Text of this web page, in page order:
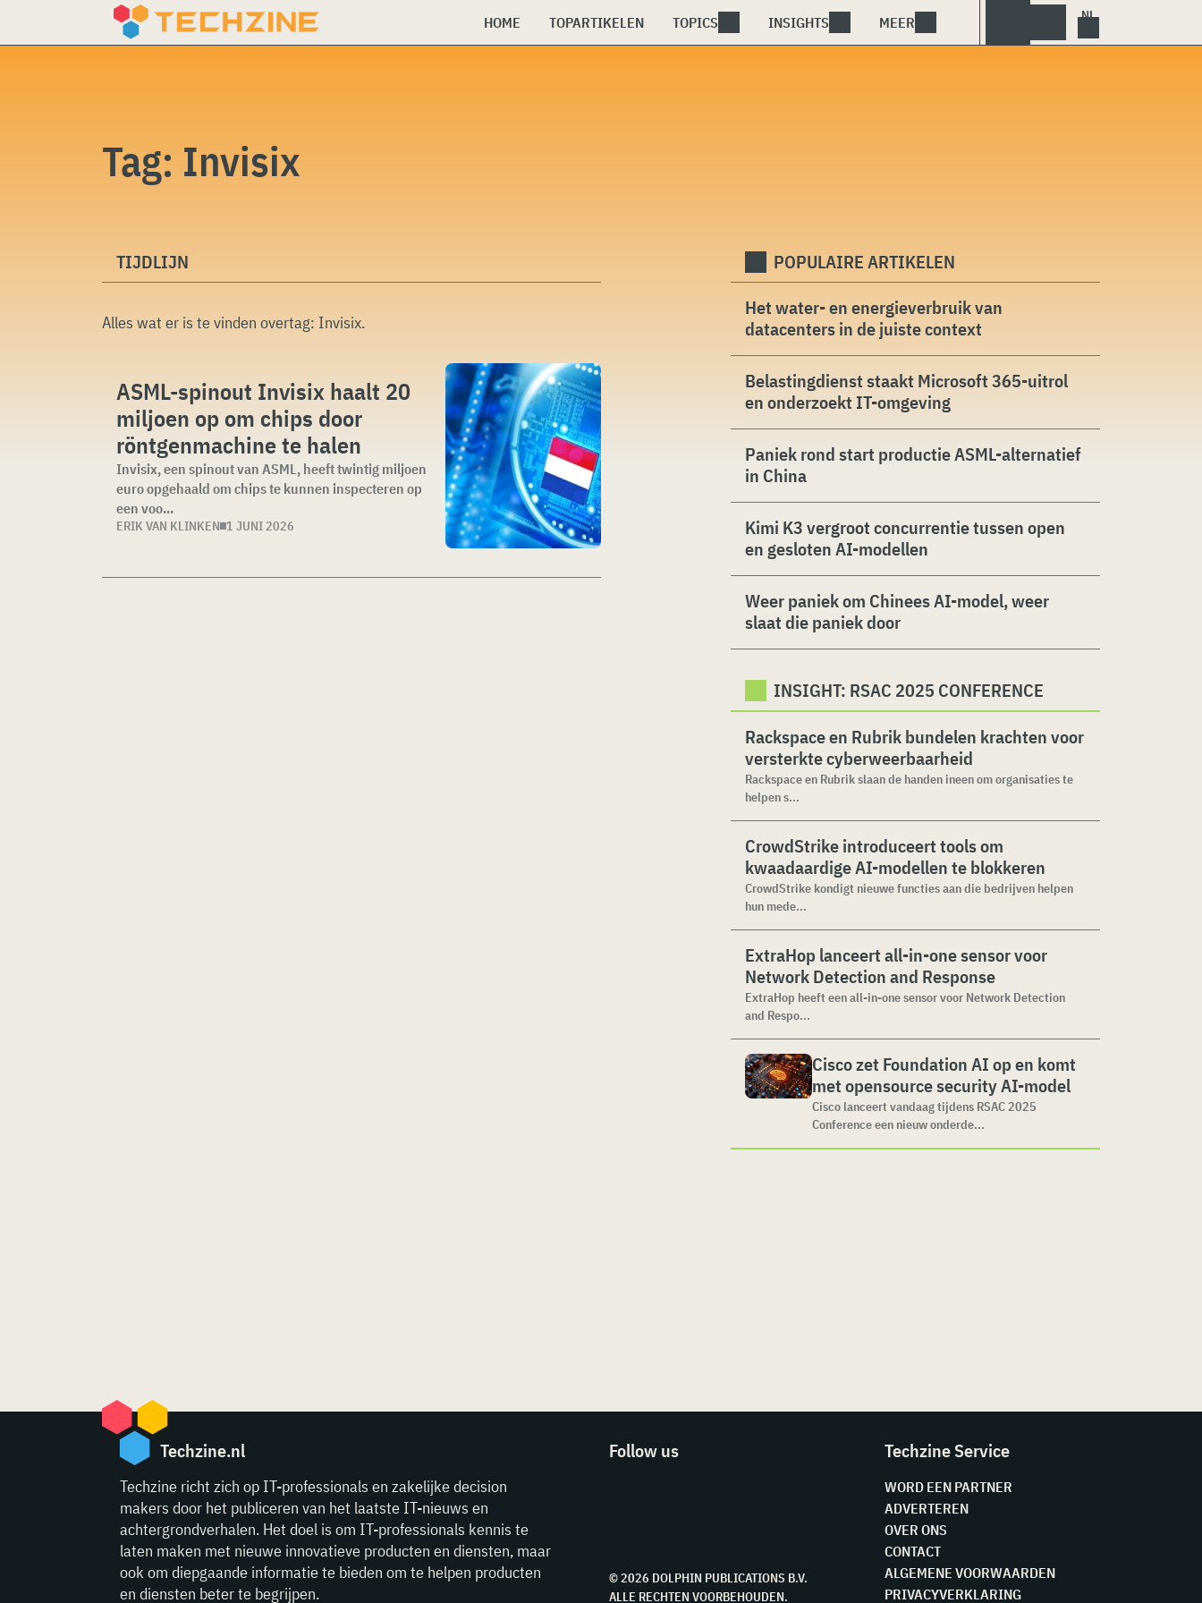
HOME TOPARTIKELEN TOPICS INSIGHTS MEER
Tag: Invisix
TIJDLIJN
Alles wat er is te vinden overtag: Invisix.
ASML-spinout Invisix haalt 20
miljoen op om chips door
röntgenmachine te halen
Invisix, een spinout van ASML, heeft twintig miljoen
euro opgehaald om chips te kunnen inspecteren op
een voo...
ERIK VAN KLINKEN 1 JUNI 2026
POPULAIRE ARTIKELEN
Het water- en energieverbruik van
datacenters in de juiste context
Belastingdienst staakt Microsoft 365-uitrol
en onderzoekt IT-omgeving
Paniek rond start productie ASML-alternatief
in China
Kimi K3 vergroot concurrentie tussen open
en gesloten AI-modellen
Weer paniek om Chinees AI-model, weer
slaat die paniek door
INSIGHT: RSAC 2025 CONFERENCE
Rackspace en Rubrik bundelen krachten voor
versterkte cyberweerbaarheid
Rackspace en Rubrik slaan de handen ineen om organisaties te
helpen s...
CrowdStrike introduceert tools om
kwaadaardige AI-modellen te blokkeren
CrowdStrike kondigt nieuwe functies aan die bedrijven helpen
hun mede...
ExtraHop lanceert all-in-one sensor voor
Network Detection and Response
ExtraHop heeft een all-in-one sensor voor Network Detection
and Respo...
Cisco zet Foundation AI op en komt
met opensource security AI-model
Cisco lanceert vandaag tijdens RSAC 2025
Conference een nieuw onderde...
Techzine.nl
Techzine richt zich op IT-professionals en zakelijke decision
makers door het publiceren van het laatste IT-nieuws en
achtergrondverhalen. Het doel is om IT-professionals kennis te
laten maken met nieuwe innovatieve producten en diensten, maar
ook om diepgaande informatie te bieden om te helpen producten
en diensten beter te begrijpen.
Follow us
© 2026 DOLPHIN PUBLICATIONS B.V.
ALLE RECHTEN VOORBEHOUDEN.
Techzine Service
WORD EEN PARTNER
ADVERTEREN
OVER ONS
CONTACT
ALGEMENE VOORWAARDEN
PRIVACYVERKLARING